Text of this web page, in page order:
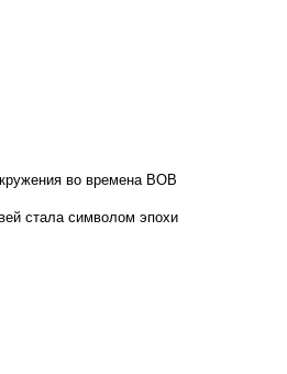
во времена ВОВ
стала символом эпохи